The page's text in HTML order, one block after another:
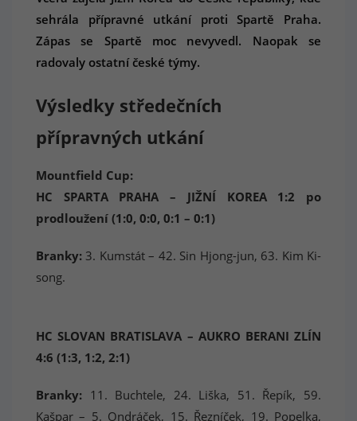
sehrála přípravné utkání proti Spartě Praha.
Zápas se Spartě moc nevyvedl. Naopak se
radovaly ostatní české týmy.
Výsledky středečních
přípravných utkání
Mountfield Cup:
HC SPARTA PRAHA – JIŽNÍ KOREA 1:2 po
prodloužení (1:0, 0:0, 0:1 – 0:1)
Branky: 3. Kumstát – 42. Sin Hjong-jun, 63. Kim Ki-
song.
HC SLOVAN BRATISLAVA – AUKRO BERANI ZLÍN
4:6 (1:3, 1:2, 2:1)
Branky: 11. Buchtele, 24. Liška, 51. Řepík, 59.
Kašpar – 5. Ondráček, 15. Řezníček, 19. Popelka,